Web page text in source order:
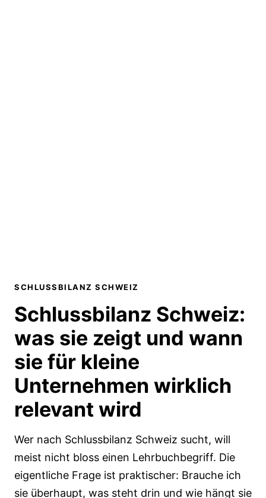
SCHLUSSBILANZ SCHWEIZ
Schlussbilanz Schweiz:
was sie zeigt und wann
sie für kleine
Unternehmen wirklich
relevant wird
Wer nach Schlussbilanz Schweiz sucht, will
meist nicht bloss einen Lehrbuchbegriff. Die
eigentliche Frage ist praktischer: Brauche ich
sie überhaupt, was steht drin und wie hängt sie